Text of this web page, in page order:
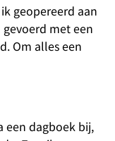
geopereerd aan
met een
Om alles een
een dagboek bij,